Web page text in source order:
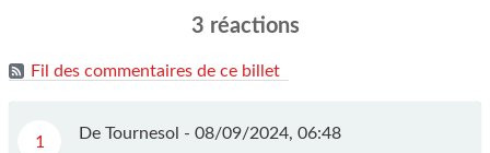
3 réactions
Fil des commentaires de ce billet
1 De Tournesol - 08/09/2024, 06:48